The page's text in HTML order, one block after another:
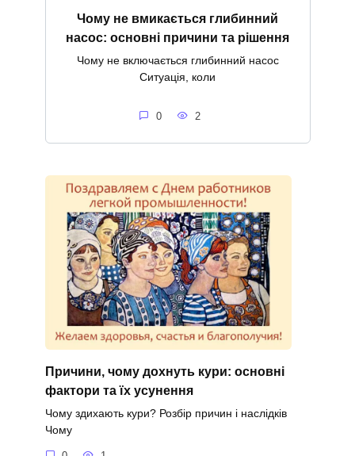
Чому не вмикається глибинний
насос: основні причини та рішення
Чому не включається глибинний насос
Ситуація, коли
0 2
Причини, чому дохнуть кури: основні
фактори та їх усунення
Чому здихають кури? Розбір причин і наслідків
Чому